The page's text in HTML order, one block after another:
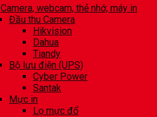
Camera, webcam, thẻ nhớ, máy in
Đầu thu Camera
Hikvision
Dahua
Tiandy
Bộ lưu điện (UPS)
Cyber Power
Santak
Mực in
Lọ mực đổ